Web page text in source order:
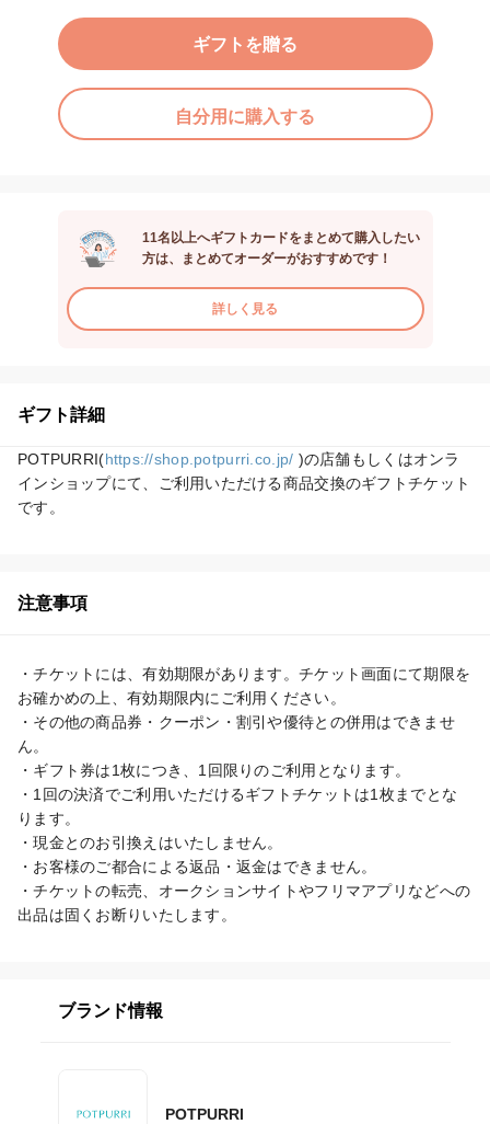
ギフトを贈る
自分用に購入する
11名以上へギフトカードをまとめて購入したい
方は、まとめてオーダーがおすすめです！
詳しく見る
ギフト詳細
POTPURRI(https://shop.potpurri.co.jp/ )の店舗もしくはオンラ
インショップにて、ご利用いただける商品交換のギフトチケット
です。
注意事項
・チケットには、有効期限があります。チケット画面にて期限を
お確かめの上、有効期限内にご利用ください。
・その他の商品券・クーポン・割引や優待との併用はできませ
ん。
・ギフト券は1枚につき、1回限りのご利用となります。
・1回の決済でご利用いただけるギフトチケットは1枚までとな
ります。
・現金とのお引換えはいたしません。
・お客様のご都合による返品・返金はできません。
・チケットの転売、オークションサイトやフリマアプリなどへの
出品は固くお断りいたします。
ブランド情報
POTPURRI